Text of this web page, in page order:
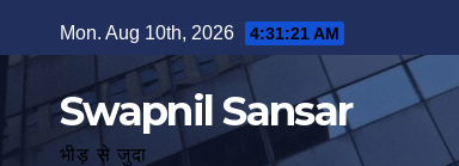
to
Mon. Aug 10th, 2026 4:31:22 AM
Swapnil Sansar
भीड़ से जुदा